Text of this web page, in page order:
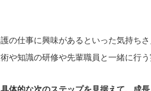
の仕事に興味があるといった気持ちさ
や知識の研修や先輩職員と一緒に行